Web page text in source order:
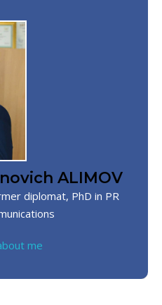
ALIMOV
diplomat, PhD in PR
me